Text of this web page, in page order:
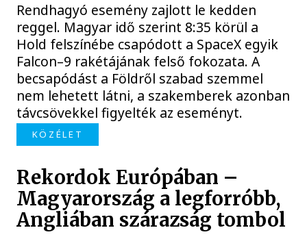
Rendhagyó esemény zajlott le kedden
reggel. Magyar idő szerint 8:35 körül a
Hold felszínébe csapódott a SpaceX egyik
Falcon–9 rakétájának felső fokozata. A
becsapódást a Földről szabad szemmel
nem lehetett látni, a szakemberek azonban
távcsövekkel figyelték az eseményt.
KÖZÉLET
Rekordok Európában –
Magyarország a legforróbb,
Angliában szárazság tombol